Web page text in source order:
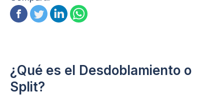
¿Qué es el Desdoblamiento o
Split?